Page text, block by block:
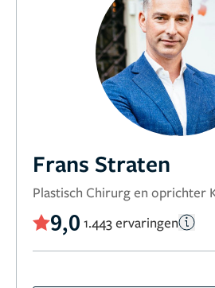
Frans Straten
Plastisch Chirurg en oprichter
9,0 1.443 ervaringen